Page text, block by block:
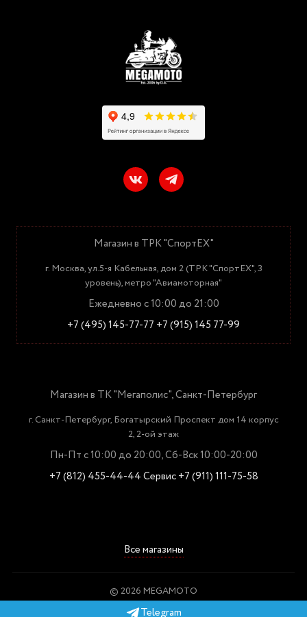
Магазин в ТРК "СпортЕХ"
г. Москва, ул.5-я Кабельная, дом 2 (ТРК "СпортЕХ", 3
уровень), метро "Авиамоторная"
Ежедневно с 10:00 до 21:00
+7 (495) 145-77-77 +7 (915) 145 77-99
Магазин в ТК "Мегаполис", Санкт-Петербург
г. Санкт-Петербург, Богатырский Проспект дом 14 корпус
2, 2-ой этаж
Пн-Пт с 10:00 до 20:00, Сб-Вск 10:00-20:00
+7 (812) 455-44-44Сервис +7 (911) 111-75-58
Все магазины
© 2026 MEGAMOTO
Пользовательское соглашение
Telegram